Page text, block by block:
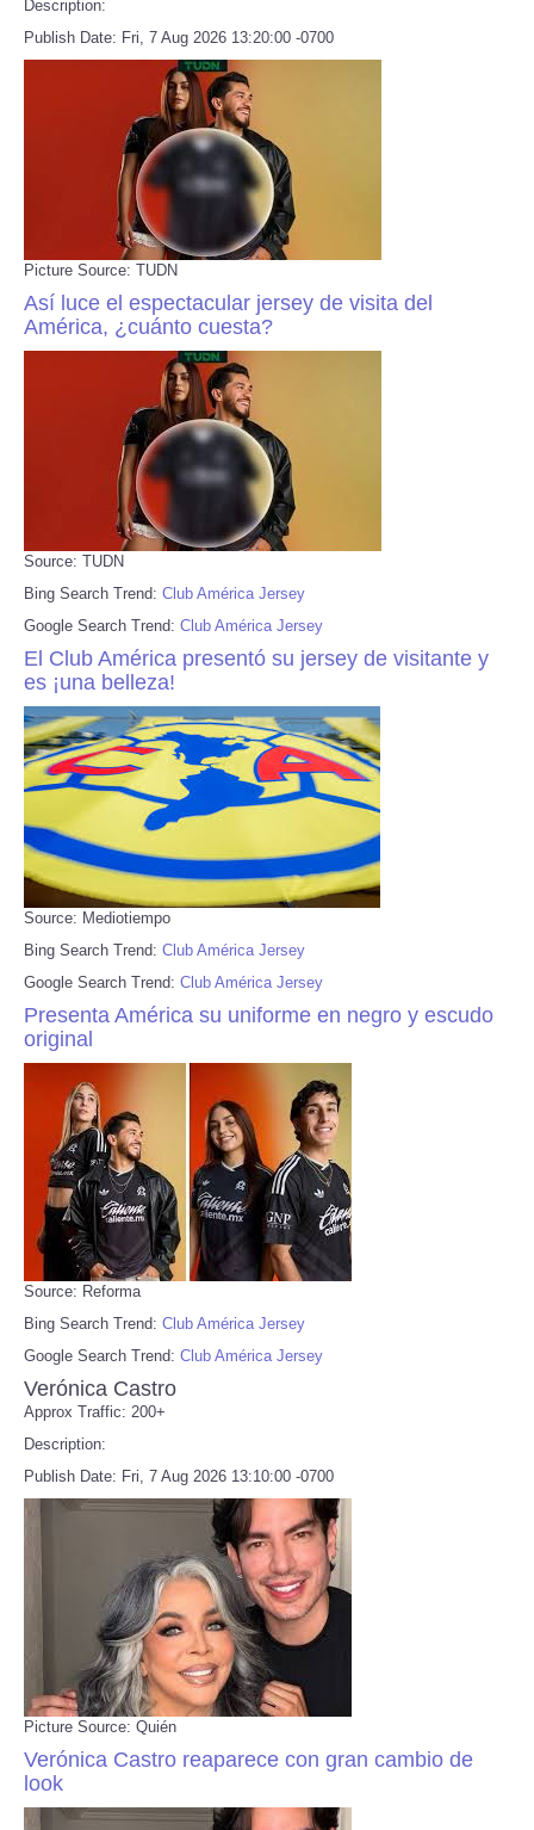
Description:
Publish Date: Fri, 7 Aug 2026 13:20:00 -0700
Picture Source: TUDN
Así luce el espectacular jersey de visita del
América, ¿cuánto cuesta?
Source: TUDN
Bing Search Trend: Club América Jersey
Google Search Trend: Club América Jersey
El Club América presentó su jersey de visitante y
es ¡una belleza!
Source: Mediotiempo
Bing Search Trend: Club América Jersey
Google Search Trend: Club América Jersey
Presenta América su uniforme en negro y escudo
original
Source: Reforma
Bing Search Trend: Club América Jersey
Google Search Trend: Club América Jersey
Verónica Castro
Approx Traffic: 200+
Description:
Publish Date: Fri, 7 Aug 2026 13:10:00 -0700
Picture Source: Quién
Verónica Castro reaparece con gran cambio de
look